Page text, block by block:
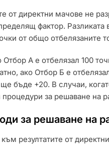
от директни мачове не
фактор. Разликата
от общо отбелязаните
А е отбелязал 100
ако Отбор Б е
бъде +20. В случаи,
за решаване на
за решаване на
резултатите от